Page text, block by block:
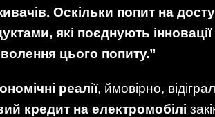
Оскільки попит на
які поєднують
цього попиту.”
реалії, ймовірно,
кредит на електромобілі